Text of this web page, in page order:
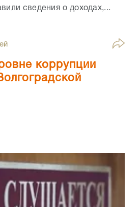
сведения о доходах,...
коррупции